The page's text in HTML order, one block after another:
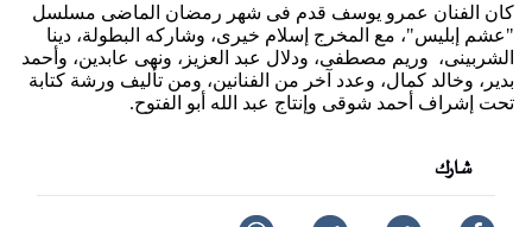
كان الفنان عمرو يوسف قدم فى شهر رمضان الماضى مسلسل
"عشم إبليس"، مع المخرج إسلام خيرى، وشاركه البطولة، دينا
الشربينى، وريم مصطفى، ودلال عبد العزيز، ونهى عابدين، وأحمد
بدير، وخالد كمال، وعدد آخر من الفنانين، ومن تأليف ورشة كتابة
تحت إشراف أحمد شوقى وإنتاج عبد الله أبو الفتوح.
شارك